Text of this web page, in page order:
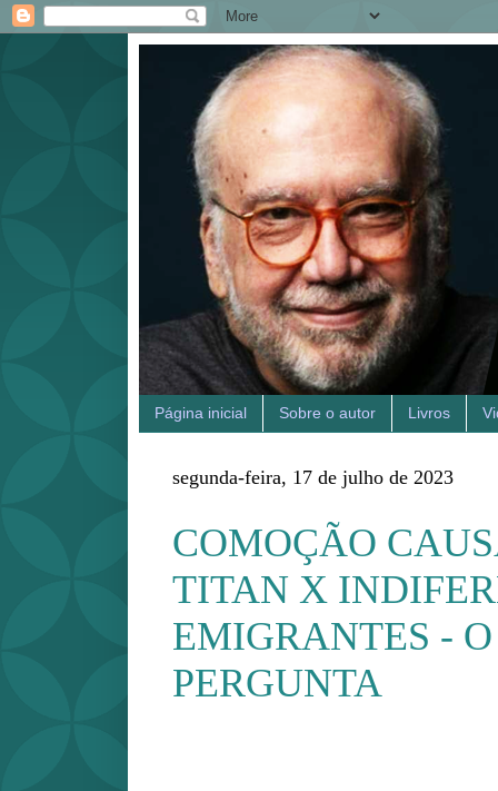
Página inicial Sobre o autor Livros
segunda-feira, 17 de julho de 2023
COMOÇÃO
TITAN X
EMIGRANTES -
PERGUNTA